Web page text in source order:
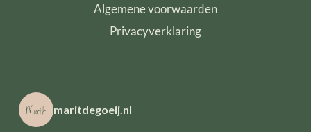
Algemene voorwaarden
Privacyverklaring
maritdegoeij.nl